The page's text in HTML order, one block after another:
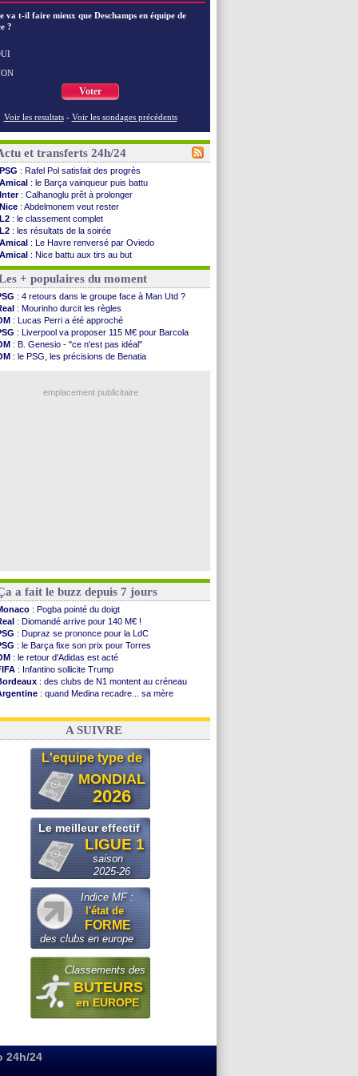
va t-il faire mieux que Deschamps en équipe de
?
Voter
Voir les resultats - Voir les sondages précédents
et transferts 24h/24
PSG : Rafel Pol satisfait des progrès
Amical : le Barça vainqueur puis battu
Inter : Calhanoglu prêt à prolonger
Nice : Abdelmonem veut rester
L2 : le classement complet
L2 : les résultats de la soirée
Amical : Le Havre renversé par Oviedo
Amical : Nice battu aux tirs au but
Benfica: Ivanovic proche de Lens
OM: Dupraz "alarmé" par la situation
Atletico: Alvarez, le Barça va revoir son offre
Lorient : Mbamba prêté par Leverkusen (officiel)
Amical: le Real bat Ferencvaros
Naples: Lukaku dit oui à Fenerbahçe
Amical: Brest arrache le nul contre Venise
Amical: un nouveau nul pour Le Mans
Amical : un nul entre Auxerre et Troyes
: le Paris FC corrigé par Mayence
+ populaires du moment
: 4 retours dans le groupe face à Man Utd ?
: Mourinho durcit les règles
: Lucas Perri a été approché
: Liverpool va proposer 115 M€ pour Barcola
: B. Genesio - "ce n'est pas idéal"
: le PSG, les précisions de Benatia
emplacement publicitaire
a fait le buzz depuis 7 jours
: Pogba pointé du doigt
: Diomandé arrive pour 140 M€ !
: Dupraz se prononce pour la LdC
: le Barça fixe son prix pour Torres
: le retour d'Adidas est acté
: Infantino sollicite Trump
: des clubs de N1 montent au créneau
: quand Medina recadre... sa mère
: le club prêt à libérer Kondogbia ?
A SUIVRE
L'equipe type de
MONDIAL
2026
Le meilleur effectif
LIGUE 1
saison
2025-26
Indice MF :
l'état de
FORME
des clubs en europe
Classements des
BUTEURS
en EUROPE
24h/24